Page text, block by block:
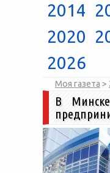
2014
2020
2026
Моя газета >
В